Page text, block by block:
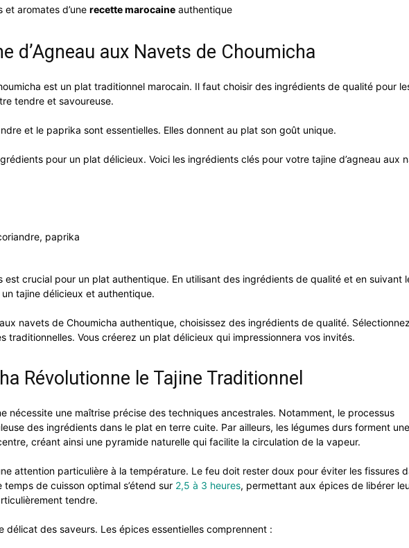
aromates d’une recette marocaine authentique
d’Agneau aux Navets de Choumicha
est un plat traditionnel marocain. Il faut choisir des ingrédients de qualité pour
tendre et savoureuse.
et le paprika sont essentielles. Elles donnent au plat son goût unique.
pour un plat délicieux. Voici les ingrédients clés pour votre tajine d’agneau aux
paprika
est crucial pour un plat authentique. En utilisant des ingrédients de qualité et en suivant
tajine délicieux et authentique.
navets de Choumicha authentique, choisissez des ingrédients de qualité.
traditionnelles. Vous créerez un plat délicieux qui impressionnera vos invités.
Révolutionne le Tajine Traditionnel
nécessite une maîtrise précise des techniques ancestrales. Notamment, le processus
des ingrédients dans le plat en terre cuite. Par ailleurs, les légumes durs forment
créant ainsi une pyramide naturelle qui facilite la circulation de la vapeur.
attention particulière à la température. Le feu doit rester doux pour éviter les fissures
temps de cuisson optimal s’étend sur 2,5 à 3 heures, permettant aux épices de libérer
tendre.
délicat des saveurs. Les épices essentielles comprennent :